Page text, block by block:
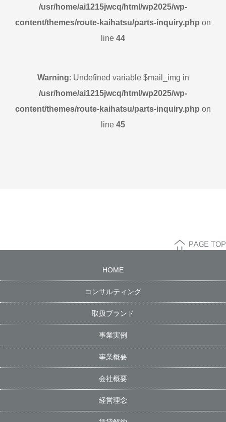
/usr/home/ai1215jwcq/html/wp2025/wp-
content/themes/route-kaihatsu/parts-inquiry.php on
line 44
Warning: Undefined variable $mail_img in
/usr/home/ai1215jwcq/html/wp2025/wp-
content/themes/route-kaihatsu/parts-inquiry.php on
line 45
HOME
コンサルティング
取扱ブランド
事業実例
事業概要
会社概要
経営理念